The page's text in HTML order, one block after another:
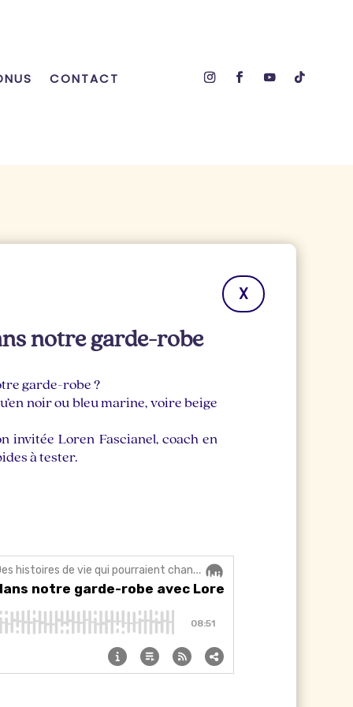
CONTACT
X
notre garde-robe
garde-robe ?
noir ou bleu marine, voire beige
invitée Loren Fascianel, coach en
à tester.